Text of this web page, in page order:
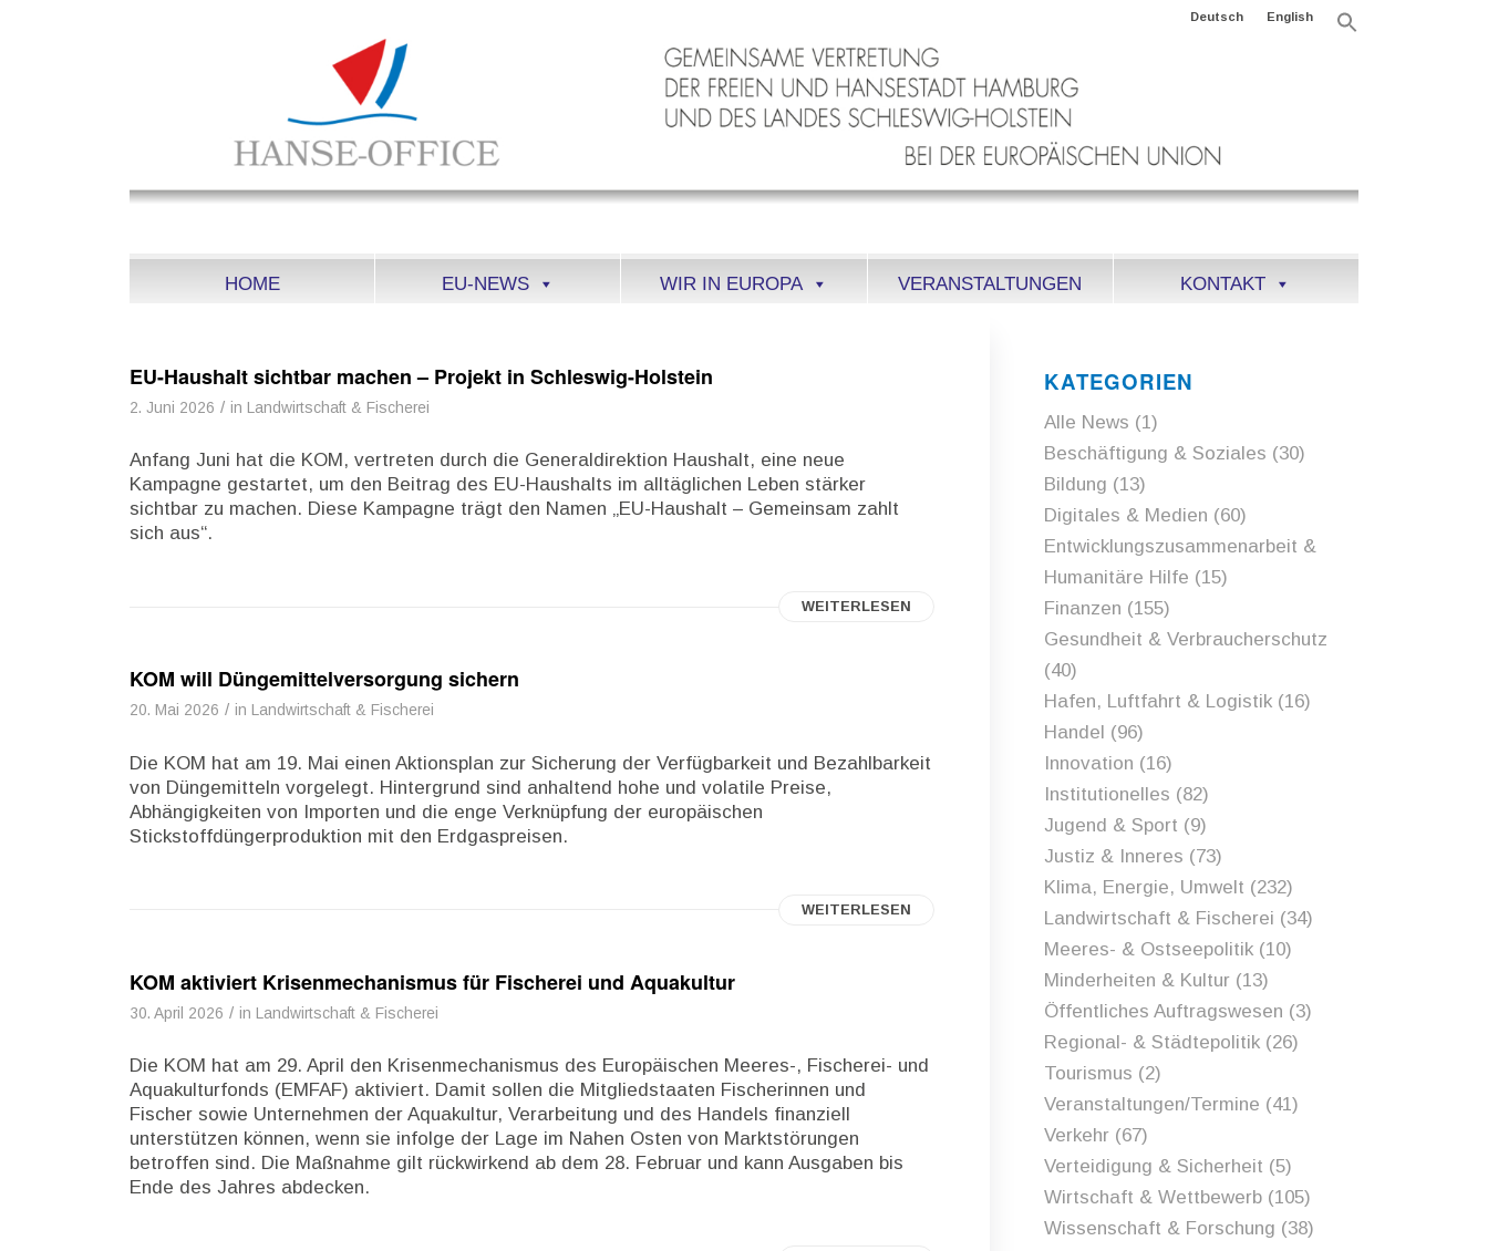
Deutsch English
HOME EU-NEWS WIR IN EUROPA VERANSTALTUNGEN KONTAKT
EU-Haushalt sichtbar machen – Projekt in Schleswig-Holstein
2. Juni 2026 / in Landwirtschaft & Fischerei
Anfang Juni hat die KOM, vertreten durch die Generaldirektion Haushalt, eine neue
Kampagne gestartet, um den Beitrag des EU-Haushalts im alltäglichen Leben stärker
sichtbar zu machen. Diese Kampagne trägt den Namen „EU-Haushalt – Gemeinsam zahlt
sich aus“.
WEITERLESEN
KOM will Düngemittelversorgung sichern
20. Mai 2026 / in Landwirtschaft & Fischerei
Die KOM hat am 19. Mai einen Aktionsplan zur Sicherung der Verfügbarkeit und Bezahlbarkeit
von Düngemitteln vorgelegt. Hintergrund sind anhaltend hohe und volatile Preise,
Abhängigkeiten von Importen und die enge Verknüpfung der europäischen
Stickstoffdüngerproduktion mit den Erdgaspreisen.
WEITERLESEN
KOM aktiviert Krisenmechanismus für Fischerei und Aquakultur
30. April 2026 / in Landwirtschaft & Fischerei
Die KOM hat am 29. April den Krisenmechanismus des Europäischen Meeres-, Fischerei- und
Aquakulturfonds (EMFAF) aktiviert. Damit sollen die Mitgliedstaaten Fischerinnen und
Fischer sowie Unternehmen der Aquakultur, Verarbeitung und des Handels finanziell
unterstützen können, wenn sie infolge der Lage im Nahen Osten von Marktstörungen
betroffen sind. Die Maßnahme gilt rückwirkend ab dem 28. Februar und kann Ausgaben bis
Ende des Jahres abdecken.
KATEGORIEN
Alle News (1)
Beschäftigung & Soziales (30)
Bildung (13)
Digitales & Medien (60)
Entwicklungszusammenarbeit &
Humanitäre Hilfe (15)
Finanzen (155)
Gesundheit & Verbraucherschutz
(40)
Hafen, Luftfahrt & Logistik(16)
Handel (96)
Innovation (16)
Institutionelles (82)
Jugend & Sport (9)
Justiz & Inneres (73)
Klima, Energie, Umwelt (232)
Landwirtschaft & Fischerei (34)
Meeres- & Ostseepolitik(10)
Minderheiten & Kultur(13)
Öffentliches Auftragswesen (3)
Regional- & Städtepolitik(26)
Tourismus (2)
Veranstaltungen/Termine (41)
Verkehr(67)
Verteidigung & Sicherheit (5)
Wirtschaft & Wettbewerb(105)
Wissenschaft & Forschung (38)